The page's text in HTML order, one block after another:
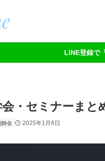
LINE登録で
会・セミナーまと
師会 2025年1月6日